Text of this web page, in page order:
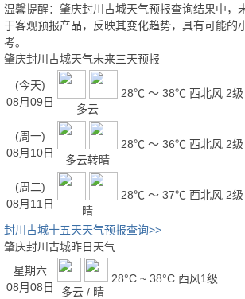
温馨提醒：肇庆封川古城天气预报查询结果中，
于客观预报产品，反映其变化趋势，具有可能的
考。
肇庆封川古城天气未来三天预报
(今天)
08月09日
多云
28℃ ～ 38℃ 西北风 2级
(周一)
08月10日
多云转晴
28℃ ～ 36℃ 西北风 2级
(周二)
08月11日
晴
28℃ ～ 37℃ 西北风 2级
封川古城十五天天气预报查询>>
肇庆封川古城昨日天气
星期六
08月08日
多云 / 晴
28°C ~ 38°C 西风1级